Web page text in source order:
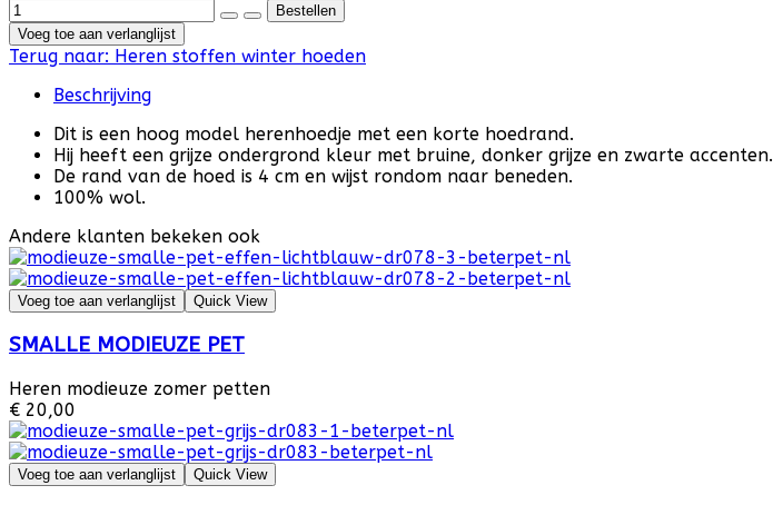
Voeg toe aan verlanglijst
Terug naar: Heren stoffen winter hoeden
Beschrijving
Dit is een hoog model herenhoedje met een korte hoedrand.
Hij heeft een grijze ondergrond kleur met bruine, donker grijze en zwarte accenten.
De rand van de hoed is 4 cm en wijst rondom naar beneden.
100% wol.
Andere klanten bekeken ook
Voeg toe aan verlanglijst Quick View
SMALLE MODIEUZE PET
Heren modieuze zomer petten
€ 20,00
Voeg toe aan verlanglijst Quick View